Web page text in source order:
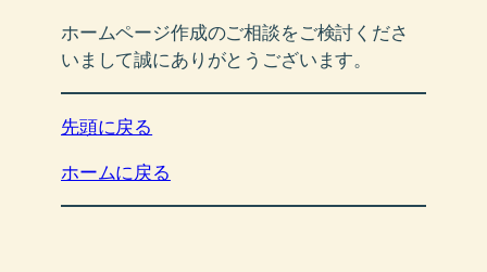
ホームページ作成のご相談をご検討くださ
いまして誠にありがとうございます。
先頭に戻る
ホームに戻る